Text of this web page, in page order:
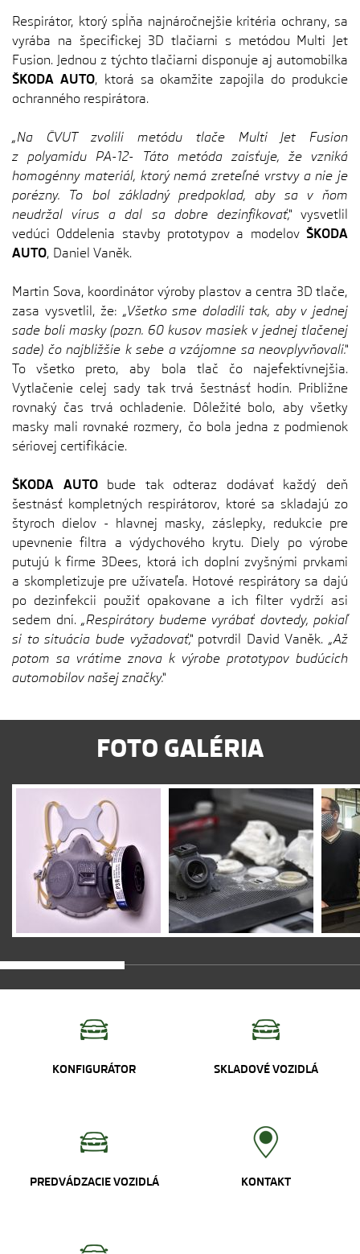
Respirátor, ktorý spĺňa najnáročnejšie kritéria ochrany, sa
vyrába na špecifickej 3D tlačiarni s metódou Multi Jet
Fusion. Jednou z týchto tlačiarni disponuje aj automobilka
ŠKODA AUTO, ktorá sa okamžite zapojila do produkcie
ochranného respirátora.
„Na ČVUT zvolili metódu tlače Multi Jet Fusion
z polyamidu PA-12- Táto metóda zaisťuje, že vzniká
homogénny materiál, ktorý nemá zreteľné vrstvy a nie je
porézny. To bol základný predpoklad, aby sa v ňom
neudržal vírus a dal sa dobre dezinfikovať,“ vysvetlil
vedúci Oddelenia stavby prototypov a modelov ŠKODA
AUTO, Daniel Vaněk.
Martin Sova, koordinátor výroby plastov a centra 3D tlače,
zasa vysvetlil, že: „Všetko sme doladili tak, aby v jednej
sade boli masky (pozn. 60 kusov masiek v jednej tlačenej
sade) čo najbližšie k sebe a vzájomne sa neovplyvňovali.“
To všetko preto, aby bola tlač čo najefektívnejšia.
Vytlačenie celej sady tak trvá šestnásť hodín. Približne
rovnaký čas trvá ochladenie. Dôležité bolo, aby všetky
masky mali rovnaké rozmery, čo bola jedna z podmienok
sériovej certifikácie.
ŠKODA AUTObude tak odteraz dodávať každý deň
šestnásť kompletných respirátorov, ktoré sa skladajú zo
štyroch dielov - hlavnej masky, záslepky, redukcie pre
upevnenie filtra a výdychového krytu. Diely po výrobe
putujú k firme 3Dees, ktorá ich doplní zvyšnými prvkami
a skompletizuje pre užívateľa. Hotové respirátory sa dajú
po dezinfekcii použiť opakovane a ich filter vydrží asi
sedem dní. „Respirátory budeme vyrábať dovtedy, pokiaľ
si to situácia bude vyžadovať,“ potvrdil David Vaněk. „Až
potom sa vrátime znova k výrobe prototypov budúcich
automobilov našej značky.“
FOTO GALÉRIA
KONFIGURÁTOR SKLADOVÉ VOZIDLÁ
PREDVÁDZACIE VOZIDLÁ KONTAKT